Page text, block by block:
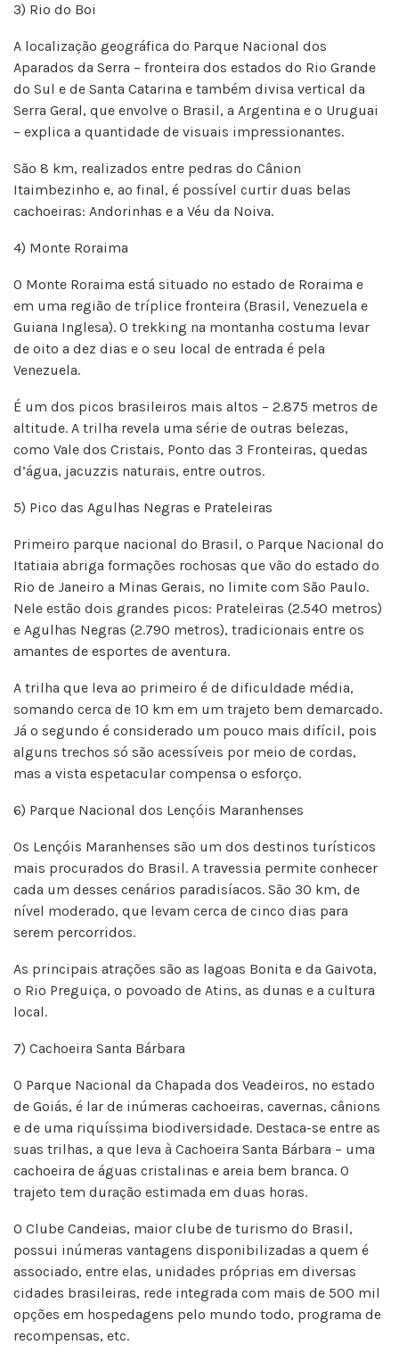
3) Rio do Boi
A localização geográfica do Parque Nacional dos
Aparados da Serra – fronteira dos estados do Rio Grande
do Sul e de Santa Catarina e também divisa vertical da
Serra Geral, que envolve o Brasil, a Argentina e o Uruguai
– explica a quantidade de visuais impressionantes.
São 8 km, realizados entre pedras do Cânion
Itaimbezinho e, ao final, é possível curtir duas belas
cachoeiras: Andorinhas e a Véu da Noiva.
4) Monte Roraima
O Monte Roraima está situado no estado de Roraima e
em uma região de tríplice fronteira (Brasil, Venezuela e
Guiana Inglesa). O trekking na montanha costuma levar
de oito a dez dias e o seu local de entrada é pela
Venezuela.
É um dos picos brasileiros mais altos – 2.875 metros de
altitude. A trilha revela uma série de outras belezas,
como Vale dos Cristais, Ponto das 3 Fronteiras, quedas
d’água, jacuzzis naturais, entre outros.
5) Pico das Agulhas Negras e Prateleiras
Primeiro parque nacional do Brasil, o Parque Nacional do
Itatiaia abriga formações rochosas que vão do estado do
Rio de Janeiro a Minas Gerais, no limite com São Paulo.
Nele estão dois grandes picos: Prateleiras (2.540 metros)
e Agulhas Negras (2.790 metros), tradicionais entre os
amantes de esportes de aventura.
A trilha que leva ao primeiro é de dificuldade média,
somando cerca de 10 km em um trajeto bem demarcado.
Já o segundo é considerado um pouco mais difícil, pois
alguns trechos só são acessíveis por meio de cordas,
mas a vista espetacular compensa o esforço.
6) Parque Nacional dos Lençóis Maranhenses
Os Lençóis Maranhenses são um dos destinos turísticos
mais procurados do Brasil. A travessia permite conhecer
cada um desses cenários paradisíacos. São 30 km, de
nível moderado, que levam cerca de cinco dias para
serem percorridos.
As principais atrações são as lagoas Bonita e da Gaivota,
o Rio Preguiça, o povoado de Atins, as dunas e a cultura
local.
7) Cachoeira Santa Bárbara
O Parque Nacional da Chapada dos Veadeiros, no estado
de Goiás, é lar de inúmeras cachoeiras, cavernas, cânions
e de uma riquíssima biodiversidade. Destaca-se entre as
suas trilhas, a que leva à Cachoeira Santa Bárbara – uma
cachoeira de águas cristalinas e areia bem branca. O
trajeto tem duração estimada em duas horas.
O Clube Candeias, maior clube de turismo do Brasil,
possui inúmeras vantagens disponibilizadas a quem é
associado, entre elas, unidades próprias em diversas
cidades brasileiras, rede integrada com mais de 500 mil
opções em hospedagens pelo mundo todo, programa de
recompensas, etc.